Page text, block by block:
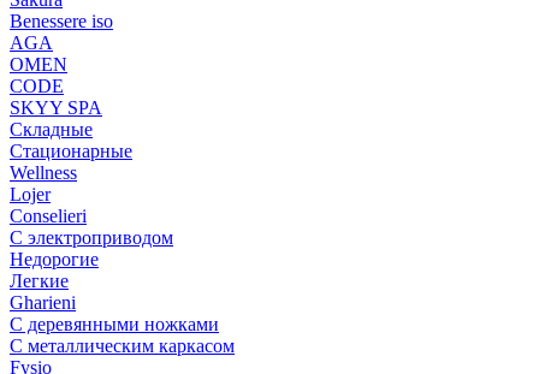
Benessere iso
AGA
OMEN
CODE
SKYY SPA
Складные
Стационарные
Wellness
Lojer
Conselieri
С электроприводом
Недорогие
Легкие
Gharieni
С деревянными ножками
С металлическим каркасом
Fysio